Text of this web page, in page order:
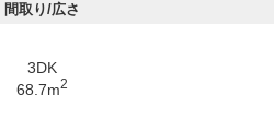
間取り/広さ
3DK
68.7m2